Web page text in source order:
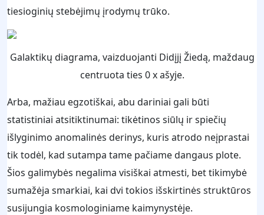
tiesioginių stebėjimų įrodymų trūko.
Galaktikų diagrama, vaizduojanti Didįjį Žiedą, maždaug
centruota ties 0 x ašyje.
Arba, mažiau egzotiškai, abu dariniai gali būti
statistiniai atsitiktinumai: tikėtinos siūlų ir spiečių
išlyginimo anomalinės derinys, kuris atrodo neįprastai
tik todėl, kad sutampa tame pačiame dangaus plote.
Šios galimybės negalima visiškai atmesti, bet tikimybė
sumažėja smarkiai, kai dvi tokios išskirtinės struktūros
susijungia kosmologiniame kaimynystėje.